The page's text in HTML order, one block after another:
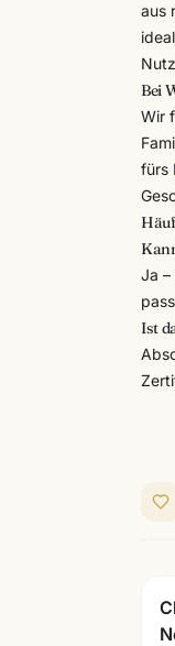
aus
Bei
Wir
fürs
Ja
Ist